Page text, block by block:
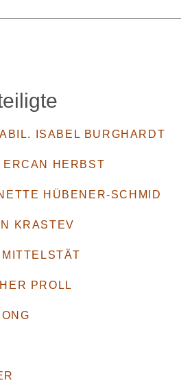
ISABEL BURGHARDT
ERCAN HERBST
HÜBENER-SCHMID
KRASTEV
PROLL